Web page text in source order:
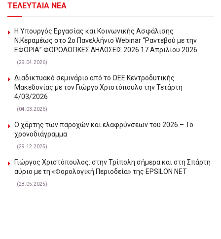
ΤΕΛΕΥΤΑΙΑ ΝΕΑ
Η Υπουργός Εργασίας και Κοινωνικής Ασφάλισης
Ν.Κεραμέως στο 2o Πανελλήνιο Webinar “Ραντεβού με την
ΕΦΟΡΙΑ” ΦΟΡΟΛΟΓΙΚΕΣ ΔΗΛΩΣΕΙΣ 2026 17 Απριλίου 2026
(29.04.2026)
Διαδικτυακό σεμινάριο από το ΟΕΕ Κεντροδυτικής
Μακεδονίας με τον Γιώργο Χριστόπουλο την Τετάρτη
4/03/2026
(04.03.2026)
Ο χάρτης των παροχών και ελαφρύνσεων του 2026 – Το
χρονοδιάγραμμα
(29.12.2025)
Γιώργος Χριστόπουλος: στην Τρίπολη σήμερα και στη Σπάρτη
αύριο με τη «Φορολογική Περιοδεία» της EPSILON NET
(28.05.2025)